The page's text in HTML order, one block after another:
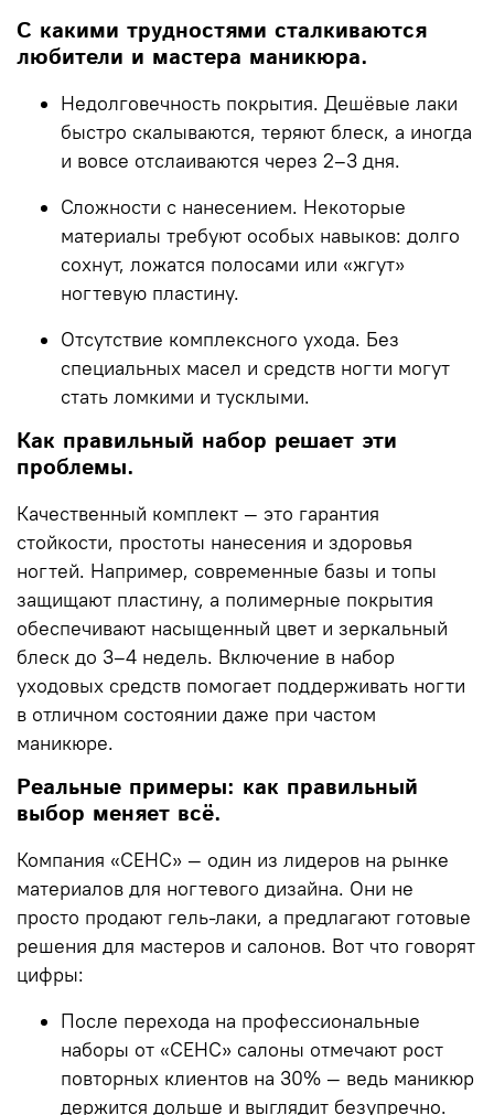
С какими трудностями сталкиваются
любители и мастера маникюра.
Недолговечность покрытия. Дешёвые лаки
быстро скалываются, теряют блеск, а иногда
и вовсе отслаиваются через 2–3 дня.
Сложности с нанесением. Некоторые
материалы требуют особых навыков: долго
сохнут, ложатся полосами или «жгут»
ногтевую пластину.
Отсутствие комплексного ухода. Без
специальных масел и средств ногти могут
стать ломкими и тусклыми.
Как правильный набор решает эти
проблемы.
Качественный комплект — это гарантия
стойкости, простоты нанесения и здоровья
ногтей. Например, современные базы и топы
защищают пластину, а полимерные покрытия
обеспечивают насыщенный цвет и зеркальный
блеск до 3–4 недель. Включение в набор
уходовых средств помогает поддерживать ногти
в отличном состоянии даже при частом
маникюре.
Реальные примеры: как правильный
выбор меняет всё.
Компания «СЕНС» — один из лидеров на рынке
материалов для ногтевого дизайна. Они не
просто продают гель-лаки, а предлагают готовые
решения для мастеров и салонов. Вот что говорят
цифры:
После перехода на профессиональные
наборы от «СЕНС» салоны отмечают рост
повторных клиентов на 30% — ведь маникюр
держится дольше и выглядит безупречно.